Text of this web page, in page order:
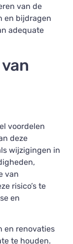
van de
en bijdragen
adequate
voordelen
deze
wijzigingen in
van
risico’s te
en
en renovaties
te houden.